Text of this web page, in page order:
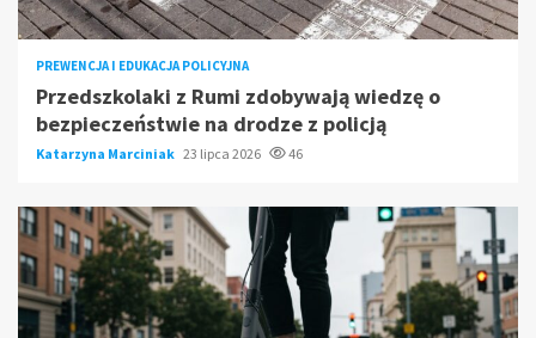
PREWENCJA I EDUKACJA POLICYJNA
Przedszkolaki z Rumi zdobywają wiedzę o
bezpieczeństwie na drodze z policją
Katarzyna Marciniak 23 lipca 2026 46